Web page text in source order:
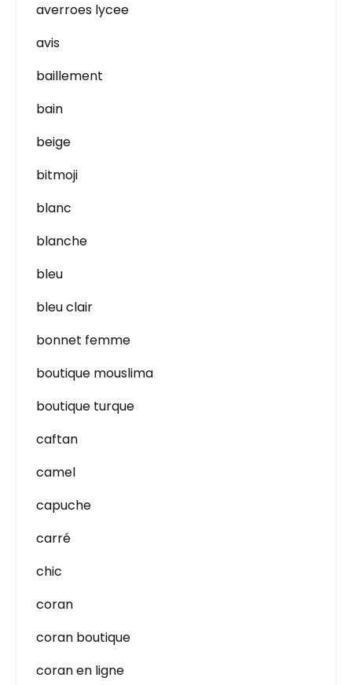
averroes lycee
avis
baillement
bain
beige
bitmoji
blanc
blanche
bleu
bleu clair
bonnet femme
boutique mouslima
boutique turque
caftan
camel
capuche
carré
chic
coran
coran boutique
coran en ligne